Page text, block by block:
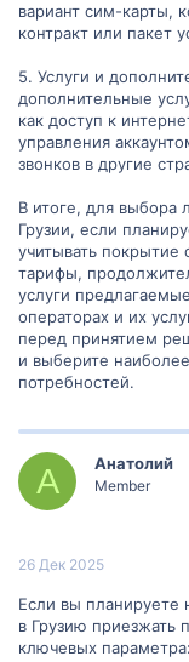
вариант сим-карты,
контракт или пакет
5. Услуги и
дополнительные
как доступ к
управления
звонков в другие
В итоге, для выбора
Грузии, если
учитывать
тарифы,
услуги
операторах и их
перед принятием
и выберите
потребностей.
А Анатолий
Member
26 Дек 2025
Если вы планируете
в Грузию приезжать
ключевых